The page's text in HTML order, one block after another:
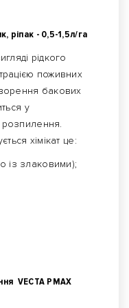
ріпак - 0,5-1,5л/га
рідкого
поживних
бакових
у
хімікат це:
із злаковими);
VECTA PMAX